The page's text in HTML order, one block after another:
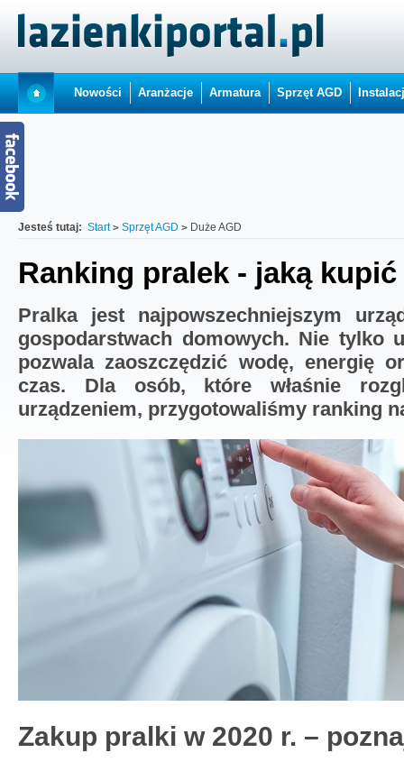
Nowości Aranżacje Armatura Sprzęt AGD
Jesteś tutaj: Start Sprzęt AGD Duże AGD
Ranking pralek - jaką kupić
Pralka jest najpowszechniejszym
gospodarstwach domowych. Nie tylko
pozwala zaoszczędzić wodę, energię
czas. Dla osób, które właśnie
urządzeniem, przygotowaliśmy ranking
Zakup pralki w 2020 r. –